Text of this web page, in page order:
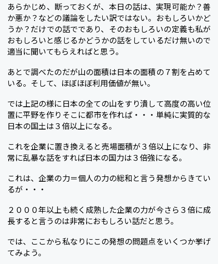
あらかじめ、断っておくが、本日の話は、実現可能か？善
か悪か？などの議論をしたい訳ではない。おもしろいかど
うか？だけでの話でであり、そのおもしろいの定義も私が
おもしろいと感じるかどうかの話をしているだけ無いので
適当に聞いてもらえればと思う。
あとで調べたのだが山の面積は日本の面積の７割を占めて
いる。そして、ほぼほぼ利用価値が無い。
では上記の様に日本の全ての山をすり潰して高度の高い位
置に平野を作りそこに都市を作れば・・・単純に実質的な
日本の国土は３倍以上になる。
これを企業に置き換えると売場面積が３倍以上になり、非
常に乱暴な話をすれば日本の国力は３倍強になる。
これは、企業の力＝個人の力の総和と言う発想からきてい
るが・・・
２０００年以上も続く成熟した企業の力が今さら３倍に成
長すると言うのは非常におもしろい話だと思う。
では、ここから私なりにこの発想の問題点をいくつか挙げ
てみよう。